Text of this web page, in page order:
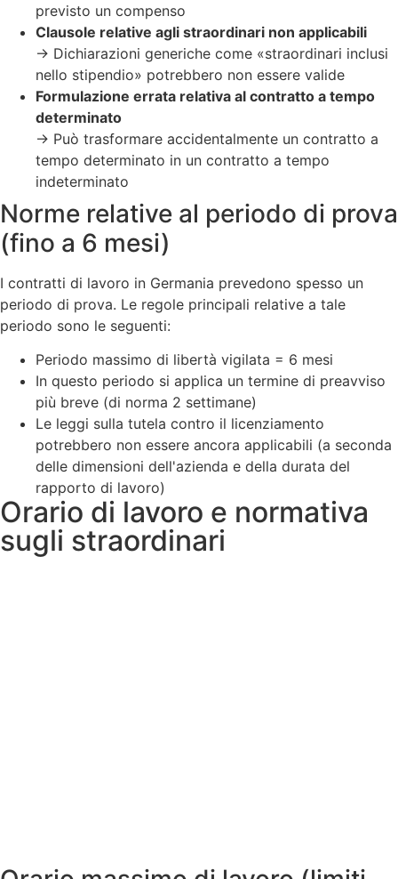
previsto un compenso
Clausole relative agli straordinari non applicabili
→ Dichiarazioni generiche come «straordinari inclusi
nello stipendio» potrebbero non essere valide
Formulazione errata relativa al contratto a tempo
determinato
→ Può trasformare accidentalmente un contratto a
tempo determinato in un contratto a tempo
indeterminato
Norme relative al periodo di prova
(fino a 6 mesi)
I contratti di lavoro in Germania prevedono spesso un
periodo di prova. Le regole principali relative a tale
periodo sono le seguenti:
Periodo massimo di libertà vigilata = 6 mesi
In questo periodo si applica un termine di preavviso
più breve (di norma 2 settimane)
Le leggi sulla tutela contro il licenziamento
potrebbero non essere ancora applicabili (a seconda
delle dimensioni dell'azienda e della durata del
rapporto di lavoro)
Orario di lavoro e normativa
sugli straordinari